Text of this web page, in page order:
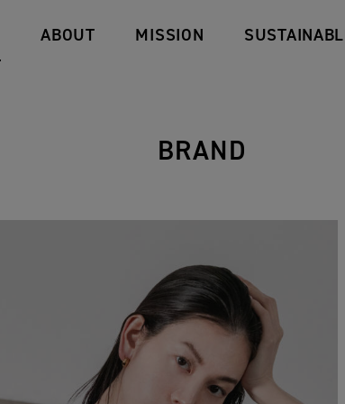
ABOUT MISSION
BRAND